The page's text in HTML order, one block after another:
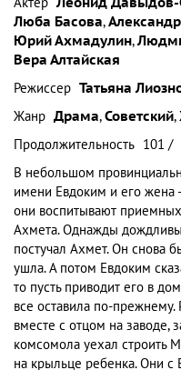
Люба Басова,
Юрий Ахмадулин,
Вера Алтайская
Режиссер Татьяна
Жанр Драма,Советский,
Продолжительность 101 /
В небольшом
имени Евдоким и его жена
они воспитывают
Ахмета. Однажды
постучал Ахмет. Он снова
ушла. А потом Евдоким
то пусть приводит его в
все оставила по-прежнему.
вместе с отцом на заводе,
комсомола уехал строить
на крыльце ребенка. Они с